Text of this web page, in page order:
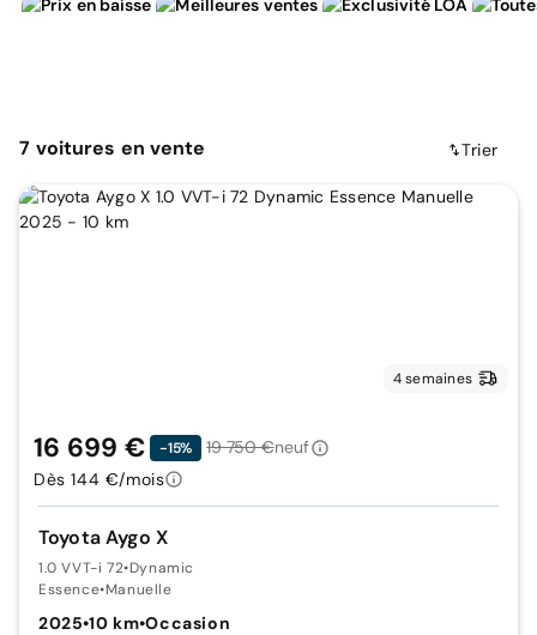
7 voitures en vente Trier
4 semaines
Toyota Aygo X
1.0 VVT-i 72•Dynamic
Essence•Manuelle
2025•10 km•Occasion
16 699 € -15% 19 750 €neuf
Dès 144 €/mois